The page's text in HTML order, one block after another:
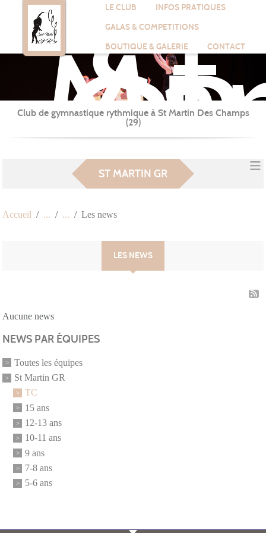
LE CLUB
INFOS PRATIQUES
GALAS & COMPETITIONS
BOUTIQUE & GALERIE
CONTACT
St
GR
Club de gymnastique rythmique à St Martin Des Champs
(29)
ST MARTIN GR
Accueil Les news
LES NEWS
Aucune news
NEWS PAR ÉQUIPES
Toutes les équipes
St Martin GR
TC
15 ans
12-13 ans
10-11 ans
9 ans
7-8 ans
5-6 ans
Panneau de gestion des cookies